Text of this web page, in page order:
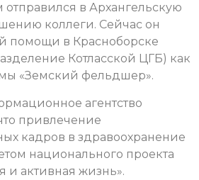
в Архангельскую
коллеги. Сейчас он
помощи в Красноборске
Котласской ЦГБ) как
«Земский фельдшер».
агентство
привлечение
кадров в здравоохранение
национального проекта
и активная жизнь».